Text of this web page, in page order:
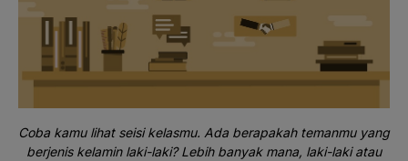
Coba kamu lihat seisi kelasmu. Ada berapakah temanmu yang
berjenis kelamin laki-laki? Lebih banyak mana, laki-laki atau